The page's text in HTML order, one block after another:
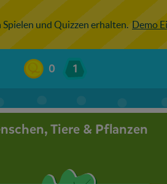
und Quizzen erhalten. Demo
0 1
Tiere & Pflanzen